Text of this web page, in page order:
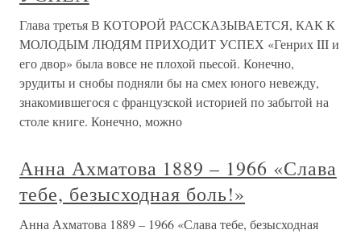
Глава третья В КОТОРОЙ РАССКАЗЫВАЕТСЯ, КАК К
МОЛОДЫМ ЛЮДЯМ ПРИХОДИТ УСПЕХ «Генрих III и
его двор» была вовсе не плохой пьесой. Конечно,
эрудиты и снобы подняли бы на смех юного невежду,
знакомившегося с французской историей по забытой на
столе книге. Конечно, можно
Анна Ахматова 1889 – 1966 «Слава
тебе, безысходная боль!»
Анна Ахматова 1889 – 1966 «Слава тебе, безысходная